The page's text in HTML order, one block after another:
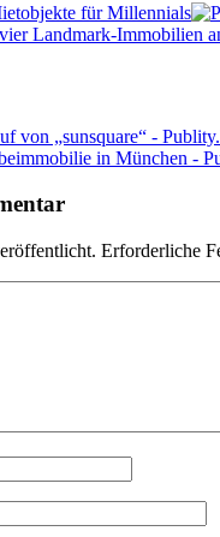
für Millennials
von „sunsquare“ -
in München -
Erforderliche